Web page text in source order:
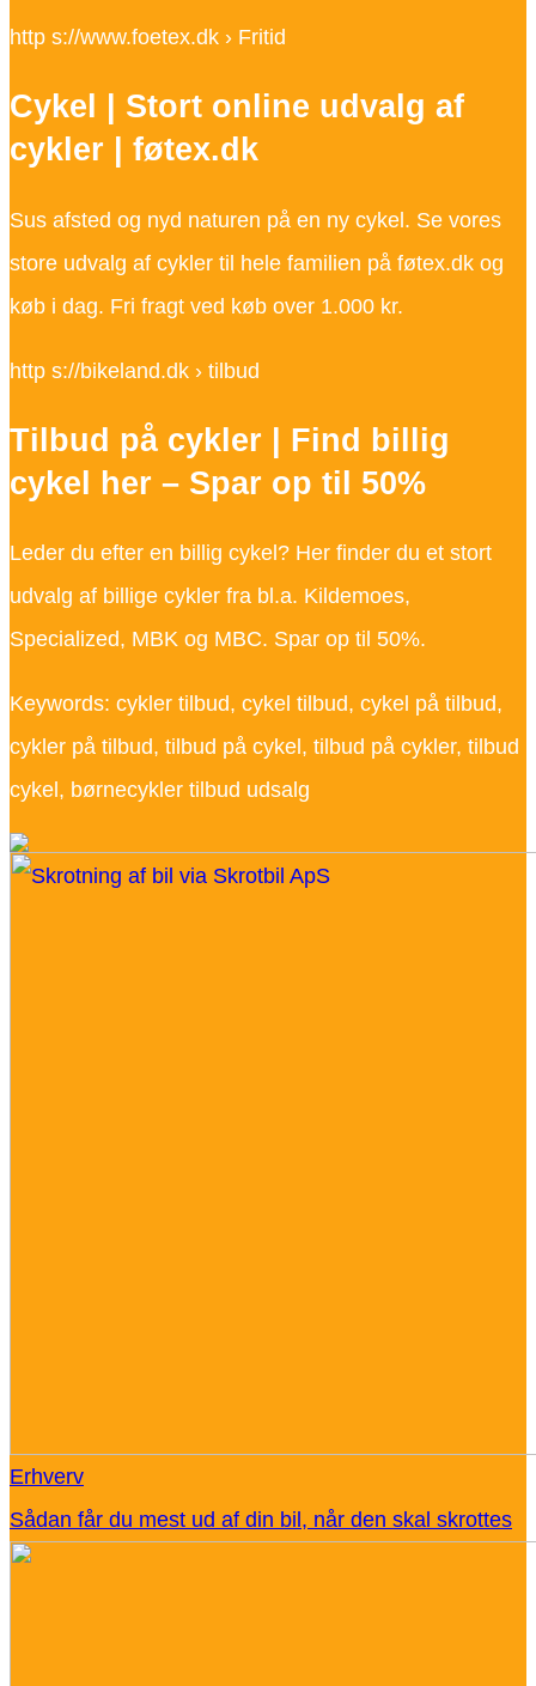
http s://www.foetex.dk › Fritid
Cykel | Stort online udvalg af
cykler | føtex.dk
Sus afsted og nyd naturen på en ny cykel. Se vores
store udvalg af cykler til hele familien på føtex.dk og
køb i dag. Fri fragt ved køb over 1.000 kr.
http s://bikeland.dk › tilbud
Tilbud på cykler | Find billig
cykel her – Spar op til 50%
Leder du efter en billig cykel? Her finder du et stort
udvalg af billige cykler fra bl.a. Kildemoes,
Specialized, MBK og MBC. Spar op til 50%.
Keywords: cykler tilbud, cykel tilbud, cykel på tilbud,
cykler på tilbud, tilbud på cykel, tilbud på cykler, tilbud
cykel, børnecykler tilbud udsalg
Erhverv
Sådan får du mest ud af din bil, når den skal skrottes